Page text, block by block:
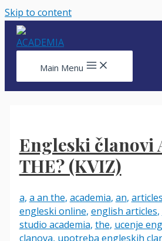
Skip to content
Main Menu
Engleski članovi
THE? (KVIZ)
a, a an the, academia, an, articles
engleski online, english articles,
studio academia, the, ucenje
clanova, upotreba engleskih